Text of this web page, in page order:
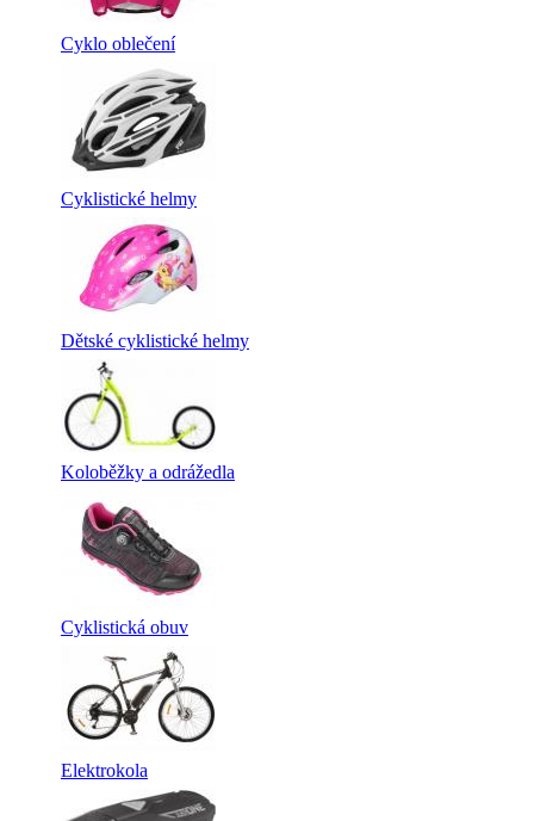
Cyklo oblečení
Cyklistické helmy
Dětské cyklistické helmy
Koloběžky a odrážedla
Cyklistická obuv
Elektrokola